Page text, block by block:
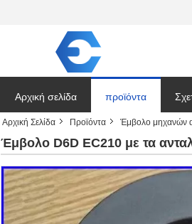
Αρχική σελίδα προϊόντα
Αρχική Σελίδα Προϊόντα Έμβολο μηχανών
Έμβολο D6D EC210 με τα